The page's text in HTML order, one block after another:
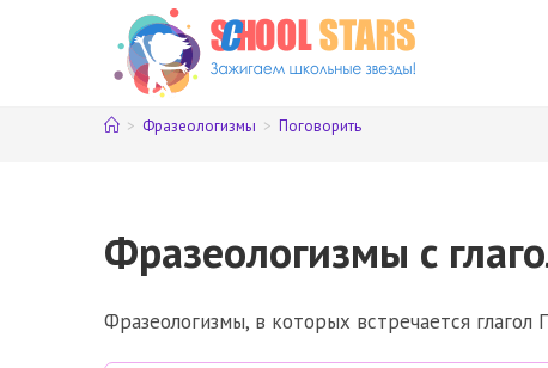
> Фразеологизмы > Поговорить
Фразеологизмы с
Фразеологизмы, в которых встречается